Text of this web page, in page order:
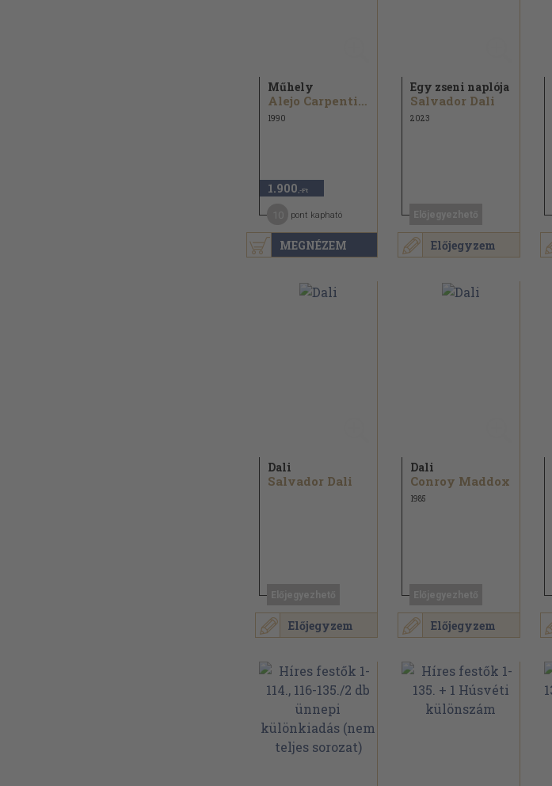
MEGNÉZEM
Műhely
Alejo Carpentier...
1990
1.900 ,-Ft
pont kapható
Előjegyzem
Egy zseni naplója
Salvador Dali
2023
Előjegyzem
Dali
Salvador Dali
Előjegyzem
Dali
Conroy Maddox
1985